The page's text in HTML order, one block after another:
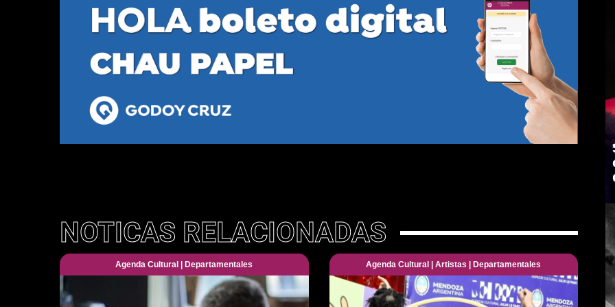
NOTICAS RELACIONADAS
Agenda Cultural Departamentales Agenda Cultural |Artistas Departamentales